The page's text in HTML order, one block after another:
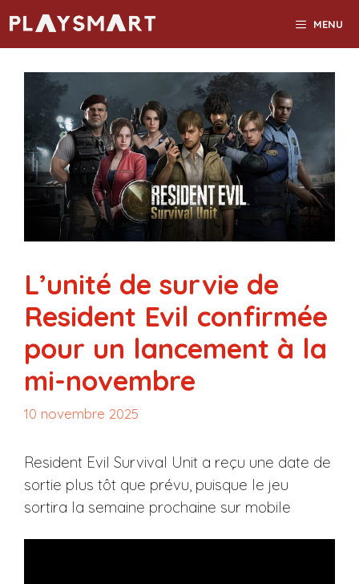
au
contenu
MENU
L’unité de survie de
Resident Evil confirmée
pour un lancement à la
mi-novembre
10 novembre 2025
Resident Evil Survival Unit a reçu une date de
sortie plus tôt que prévu, puisque le jeu
sortira la semaine prochaine sur mobile